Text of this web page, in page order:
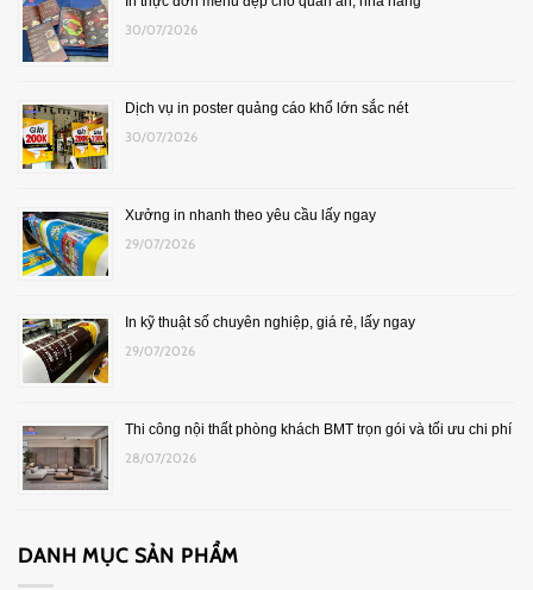
30/07/2026
Dịch vụ in poster quảng cáo khổ lớn sắc nét
30/07/2026
Xưởng in nhanh theo yêu cầu lấy ngay
29/07/2026
In kỹ thuật số chuyên nghiệp, giá rẻ, lấy ngay
29/07/2026
Thi công nội thất phòng khách BMT trọn gói và tối ưu chi phí
28/07/2026
DANH MỤC SẢN PHẨM